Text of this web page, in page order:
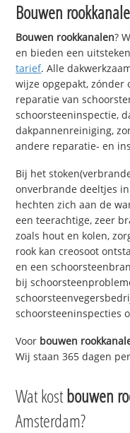
Bouwen
Bouwen rookkanalen?
en bieden een
tarief. Alle
wijze opgepakt, zónder
reparatie van
schoorsteeninspectie,
dakpannenreiniging,
andere reparatie- en
Bij het
onverbrande deeltjes
hechten zich aan de
een teerachtige, zeer
zoals hout en kolen,
rook kan creosoot
en een
bij
schoorsteeninspecties
Voor bouwen
Wij staan 365 dagen
Wat kostbouwen
Amsterdam?